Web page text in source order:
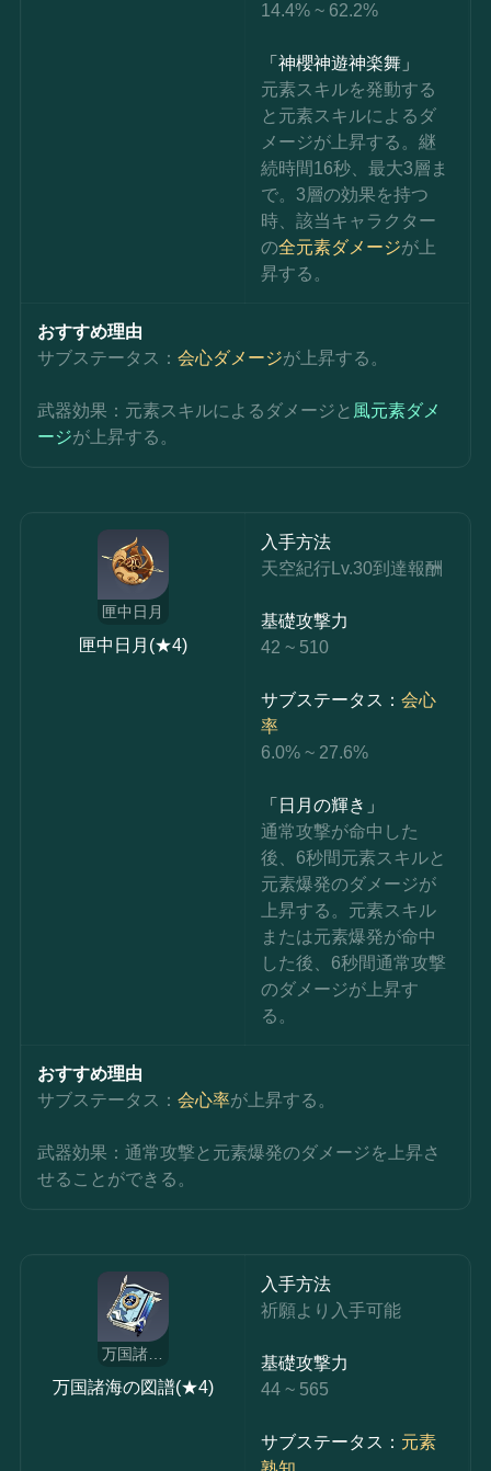
14.4% ~ 62.2%
「神櫻神遊神楽舞」
元素スキルを発動する
と元素スキルによるダ
メージが上昇する。継
続時間16秒、最大3層ま
で。3層の効果を持つ
時、該当キャラクター
の全元素ダメージが上
昇する。
おすすめ理由
サブステータス：会心ダメージが上昇する。
武器効果： 元素スキルによるダメージと 風元素ダメ
ージが上昇する。
匣中日月
匣中日月(★4)
入手方法
天空紀行Lv.30到達報酬
基礎攻撃力
42 ~ 510
サブステータス：会心
率
6.0% ~ 27.6%
「日月の輝き」
通常攻撃が命中した
後、6秒間元素スキルと
元素爆発のダメージが
上昇する。元素スキル
または元素爆発が命中
した後、6秒間通常攻撃
のダメージが上昇す
る。
おすすめ理由
サブステータス：会心率が上昇する。
武器効果：通常攻撃と元素爆発のダメージを上昇さ
せることができる。
万国諸海の図譜
万国諸海の図譜(★4)
入手方法
祈願より入手可能
基礎攻撃力
44 ~ 565
サブステータス： 元素